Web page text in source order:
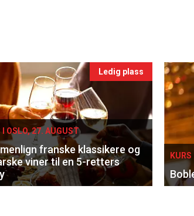
Ledig plass
I OSLO, 27. AUGUST
franske klassikere og
viner til en 5-retters